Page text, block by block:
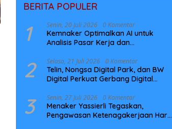
BERITA POPULER
1 Senin, 20 Juli 2026 0 Komentar
Kemnaker Optimalkan AI untuk
Analisis Pasar Kerja dan
2 Selasa, 21 Juli 2026 0 Komentar
Telin, Nongsa Digital Park, dan BW
Digital Perkuat Gerbang Digital
NCC
3 Senin, 27 Juli 2026 0 Komentar
Menaker Yassierli Tegaskan,
Pengawasan Ketenagakerjaan Harus